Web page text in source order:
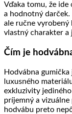
Vďaka tomu, že
a hodnotný darček.
ale ručne vyrobený
vlastný charakter a
Čím je
Hodvábna
luxusného
exkluzivity
príjemný a
hodvábu preto